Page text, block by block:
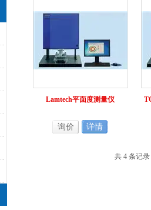
Lamtech平面度测量仪
询价 详情
共 4 条记